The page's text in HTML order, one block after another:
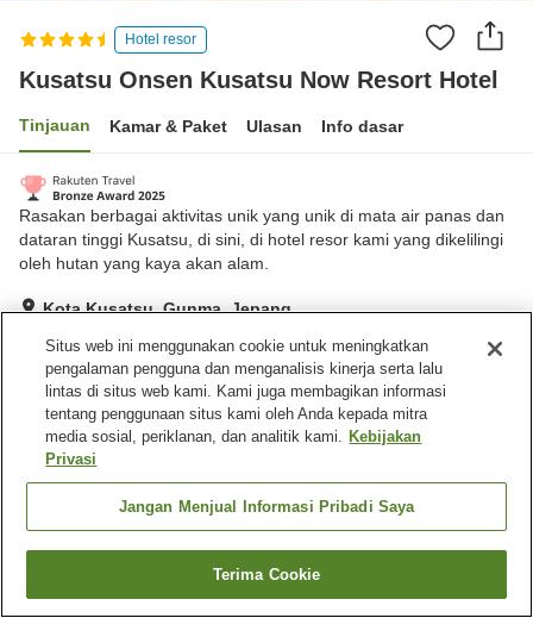
Hotel resor
Kusatsu Onsen Kusatsu Now Resort Hotel
Tinjauan Kamar & Paket Ulasan Info dasar
Rasakan berbagai aktivitas unik yang unik di mata air panas dan
dataran tinggi Kusatsu, di sini, di hotel resor kami yang dikelilingi
oleh hutan yang kaya akan alam.
Kota Kusatsu, Gunma, Jepang
Hebat Ulasan:1,153
Fasilitas properti
Spa / Salon kecantikan
Kusatsu Onsen Kusatsu Now Resort Hotel
Cari kamar
Situs web ini menggunakan cookie untuk meningkatkan
pengalaman pengguna dan menganalisis kinerja serta lalu
lintas di situs web kami. Kami juga membagikan informasi
tentang penggunaan situs kami oleh Anda kepada mitra
media sosial, periklanan, dan analitik kami. Kebijakan
Privasi
Jangan Menjual Informasi Pribadi Saya
Terima Cookie